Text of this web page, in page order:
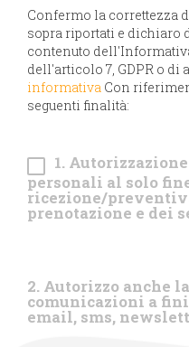
Confermo la correttezza
sopra riportati e dichiaro
contenuto
dell'articolo 7, GDPR o di
informativa Con
seguenti finalità:
1.
personali al solo
ricezione/
prenotazione e dei
2. Autorizzo anche
comunicazioni a
email, sms,